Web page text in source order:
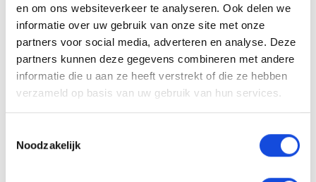
en om ons websiteverkeer te analyseren. Ook delen we
informatie over uw gebruik van onze site met onze
partners voor social media, adverteren en analyse. Deze
partners kunnen deze gegevens combineren met andere
informatie die u aan ze heeft verstrekt of die ze hebben
verzameld op basis van uw gebruik van hun services.
Noodzakelijk
Schrijf u in voor onze nieuwsbrief.
Uw
e-
mailadres:
u.